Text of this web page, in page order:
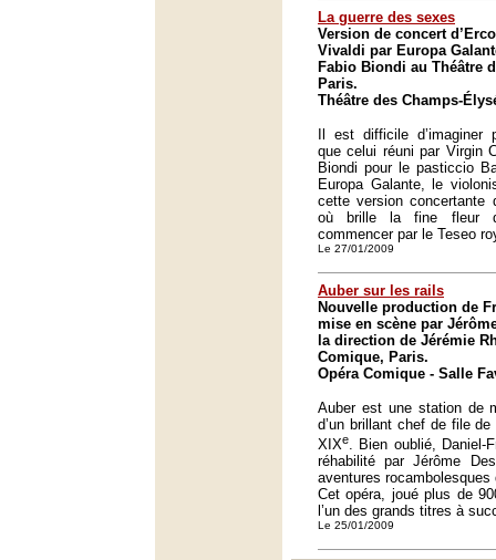
La guerre des sexes
Version de concert
Vivaldi par Europa
Fabio Biondi au Théâtre
Paris.
Théâtre des Champs-
Il est difficile d’imaginer
que celui réuni par Virgin
Biondi pour le pasticcio
Europa Galante, le
cette version concertante
où brille la fine fleur
commencer par le Teseo
Le 27/01/2009
Auber sur les rails
Nouvelle production de
mise en scène par
la direction de Jérémie
Comique, Paris.
Opéra Comique - Salle
Auber est une station de
d’un brillant chef de file
XIXe. Bien oublié, Daniel-
réhabilité par Jérôme
aventures rocambolesques
Cet opéra, joué plus de
l’un des grands titres à
Le 25/01/2009